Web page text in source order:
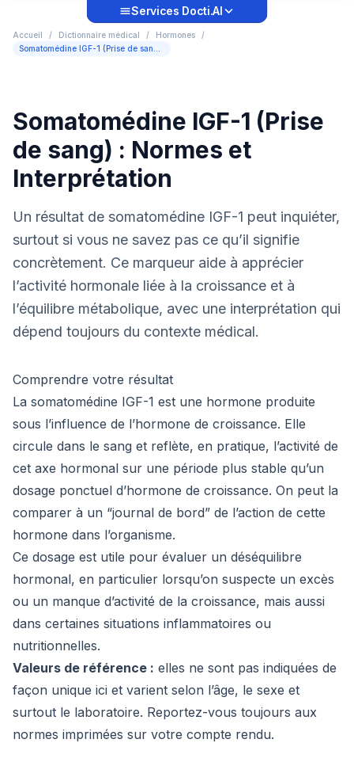
Services Docti.AI
Accueil / Dictionnaire médical / Hormones
/
Somatomédine IGF-1 (Prise
de sang) : Normes et
Interprétation
Un résultat de somatomédine IGF-1 peut inquiéter,
surtout si vous ne savez pas ce qu’il signifie
concrètement. Ce marqueur aide à apprécier
l’activité hormonale liée à la croissance et à
l’équilibre métabolique, avec une interprétation qui
dépend toujours du contexte médical.
Comprendre votre résultat
La somatomédine IGF-1 est une hormone produite
sous l’influence de l’hormone de croissance. Elle
circule dans le sang et reflète, en pratique, l’activité de
cet axe hormonal sur une période plus stable qu’un
dosage ponctuel d’hormone de croissance. On peut la
comparer à un “journal de bord” de l’action de cette
hormone dans l’organisme.
Ce dosage est utile pour évaluer un déséquilibre
hormonal, en particulier lorsqu’on suspecte un excès
ou un manque d’activité de la croissance, mais aussi
dans certaines situations inflammatoires ou
nutritionnelles.
Valeurs de référence : elles ne sont pas indiquées de
façon unique ici et varient selon l’âge, le sexe et
surtout le laboratoire. Reportez-vous toujours aux
normes imprimées sur votre compte rendu.